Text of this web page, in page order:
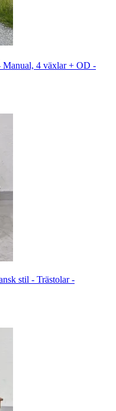
4 växlar + OD -
stil - Trästolar -